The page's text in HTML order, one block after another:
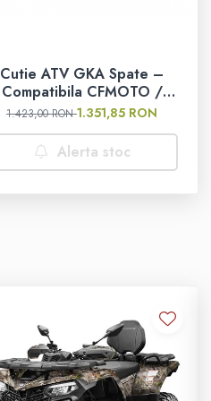
Cutie ATV GKA Spate –
Compatibila CFMOTO /
GOES Terrox 400 / 500
1.423,00 RON1.351,85 RON
Alerta stoc